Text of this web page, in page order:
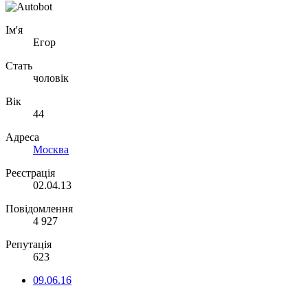
Ім'я
Егор
Стать
чоловік
Вік
44
Адреса
Москва
Реєстрація
02.04.13
Повідомлення
4 927
Репутація
623
09.06.16